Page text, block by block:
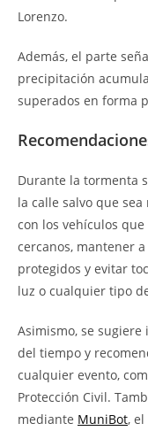
Lorenzo.
Además, el parte
precipitación
superados en forma
Durante la tormenta
la calle salvo que
con los vehículos
cercanos, mantener
protegidos y evitar
luz o cualquier tipo
Asimismo, se
del tiempo y
cualquier evento,
Protección Civil.
mediante MuniBot,